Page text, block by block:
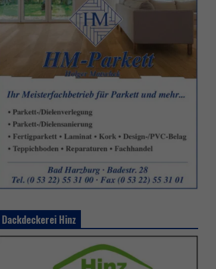
Dackdeckerei Hinz